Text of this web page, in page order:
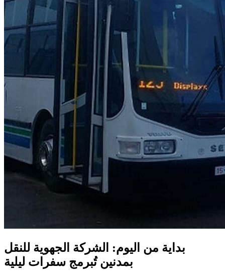
بداية من اليوم: الشركة الجهوية للنقل
بمدنين تُبرمج سفرات ليلية